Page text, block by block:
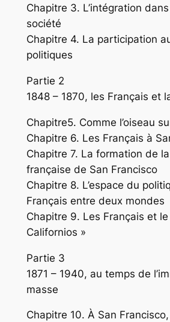
Chapitre 3. L’intégration
société
Chapitre 4. La participation
politiques
Partie 2
1848 – 1870, les Français et
Chapitre5. Comme l’oiseau
Chapitre 6. Les Français à
Chapitre 7. La formation de
française de San Francisco
Chapitre 8. L’espace du
Français entre deux mondes
Chapitre 9. Les Français et
Californios »
Partie 3
1871 – 1940, au temps de
masse
Chapitre 10. À San